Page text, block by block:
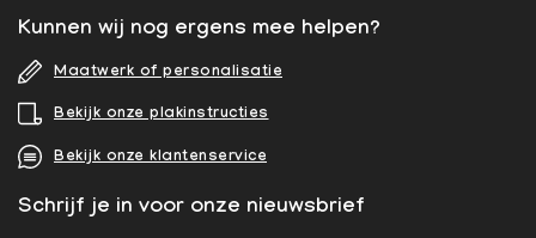
Kunnen wij nog ergens mee helpen?
Maatwerk of personalisatie
Bekijk onze plakinstructies
Bekijk onze klantenservice
Schrijf je in voor onze nieuwsbrief